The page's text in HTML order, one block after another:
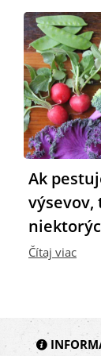
Ak
výsevov,
Čítaj viac